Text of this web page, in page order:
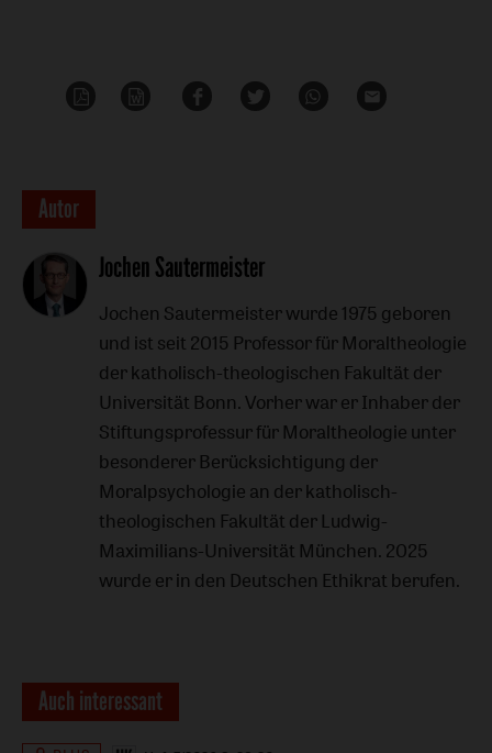
Überschrift
Artikel-
Infos
Autor
Jochen Sautermeister
Jochen Sautermeister wurde 1975 geboren
und ist seit 2015 Professor für Moraltheologie
der katholisch-theologischen Fakultät der
Universität Bonn. Vorher war er Inhaber der
Stiftungsprofessur für Moraltheologie unter
besonderer Berücksichtigung der
Moralpsychologie an der katholisch-
theologischen Fakultät der Ludwig-
Maximilians-Universität München. 2025
wurde er in den Deutschen Ethikrat berufen.
Auch interessant